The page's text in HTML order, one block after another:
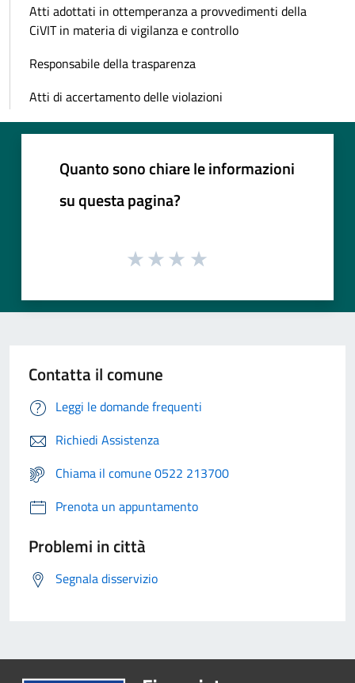
Atti adottati in ottemperanza a provvedimenti della
CiVIT in materia di vigilanza e controllo
Responsabile della trasparenza
Atti di accertamento delle violazioni
Quanto sono chiare le informazioni
su questa pagina?
Contatta il comune
Leggi le domande frequenti
Richiedi Assistenza
Chiama il comune 0522 213700
Prenota un appuntamento
Problemi in città
Segnala disservizio